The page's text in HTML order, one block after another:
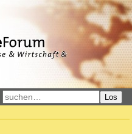
Los